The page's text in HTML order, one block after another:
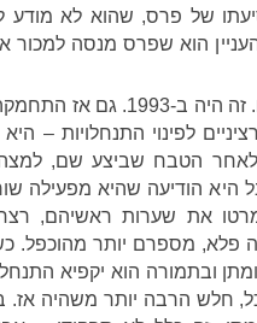
של פרס, שהוא לא מודע
הוא שפרס מנסה למכור
נזכיר: פרס היה אדריכל הסכם אוסלו. זה
לפינוי התנחלויות –
הטבח שביצע שם,
היא הודיעה שהיא מפעילה
את שערות ראשיהם,
15 שנים, ראה זה פלא, מספרם יותר
ובתמורה הוא יקפיא
חלש הרבה יותר משהיה אז.